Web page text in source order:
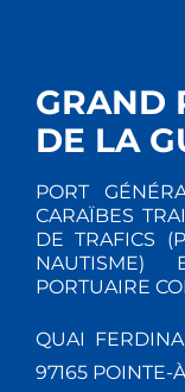
GRAND
DE LA
PORT
CARAÏBES
DE TRAFICS
PORTUAIRE
QUAI
97165 POINTE-